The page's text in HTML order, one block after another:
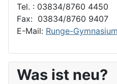
Tel. : 03834/8760 4450
Fax: 03834/8760 9407
E-Mail: Runge-
Was ist neu?